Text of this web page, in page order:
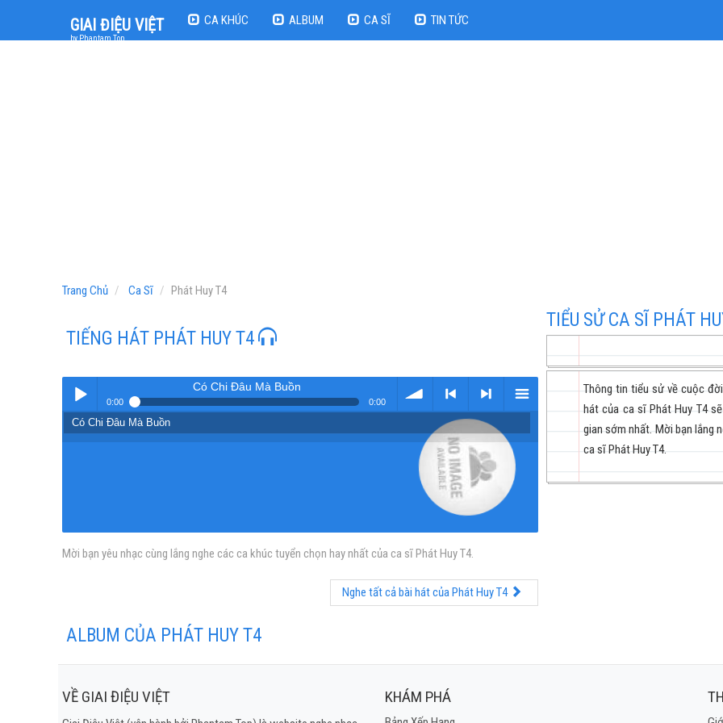
GIAI ĐIỆU VIỆT
by Phantam Top
CA KHÚC ALBUM CA SĨ TIN TỨC
Trang Chủ Ca Sĩ Phát Huy T4
TIẾNG HÁT PHÁT HUY T4
Play /
pause
Có Chi Đâu Mà Buồn
0:00 0:00
volume<
previous
> nextmenu
Có Chi Đâu Mà Buồn
Mời bạn yêu nhạc cùng lắng nghe các ca khúc tuyển chọn hay nhất của ca sĩ Phát Huy T4.
Nghe tất cả bài hát của Phát Huy T4
ALBUM CỦA PHÁT HUY T4
TIỂU SỬ CA SĨ PHÁT
Thông tin tiểu sử về cuộc
hát của ca sĩ Phát Huy T4
gian sớm nhất. Mời bạn lắng
ca sĩ Phát Huy T4.
VỀ GIAI ĐIỆU VIỆT KHÁM PHÁ